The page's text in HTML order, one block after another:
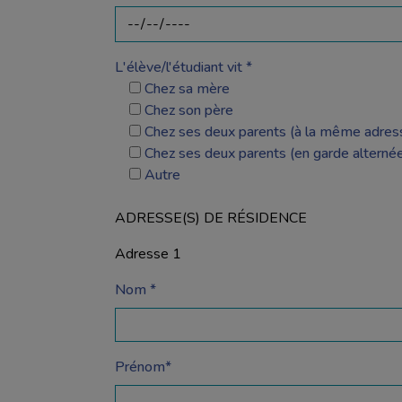
L'élève/l'étudiant vit *
Chez sa mère
Chez son père
Chez ses deux parents (à la même
Chez ses deux parents (en garde
Autre
ADRESSE(S) DE RÉSIDENCE
Adresse 1
Nom *
Prénom*